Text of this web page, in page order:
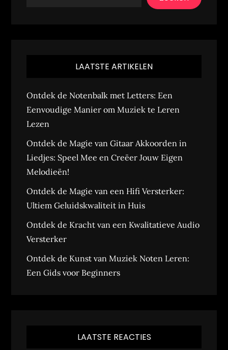
LAATSTE ARTIKELEN
Ontdek de Notenbalk met Letters: Een
Eenvoudige Manier om Muziek te Leren
Lezen
Ontdek de Magie van Gitaar Akkoorden in
Liedjes: Speel Mee en Creëer Jouw Eigen
Melodieën!
Ontdek de Magie van een Hifi Versterker:
Ultiem Geluidskwaliteit in Huis
Ontdek de Kracht van een Kwalitatieve Audio
Versterker
Ontdek de Kunst van Muziek Noten Leren:
Een Gids voor Beginners
LAATSTE REACTIES